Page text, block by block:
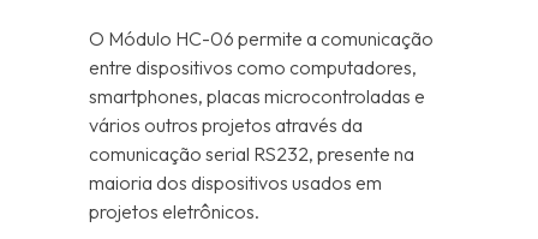
O Módulo HC-06 permite a comunicação
entre dispositivos como computadores,
smartphones, placas microcontroladas e
vários outros projetos através da
comunicação serial RS232, presente na
maioria dos dispositivos usados em
projetos eletrônicos.